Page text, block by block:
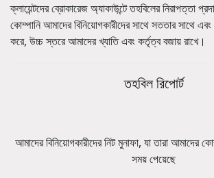
ক্লায়েন্টদের ব্রোকারেজ অ্যাকাউন্টে তহবিলের নিরাপত্তা
কোম্পানি আমাদের বিনিয়োগকারীদের সাথে সততার সাথে
করে, উচ্চ স্তরে আমাদের খ্যাতি এবং কর্তৃত্ব বজায় রাখে।
তহবিল রিপোর্ট
আমাদের বিনিয়োগকারীদের নিট মুনাফা, যা তারা আমাদের
সময় পেয়েছে